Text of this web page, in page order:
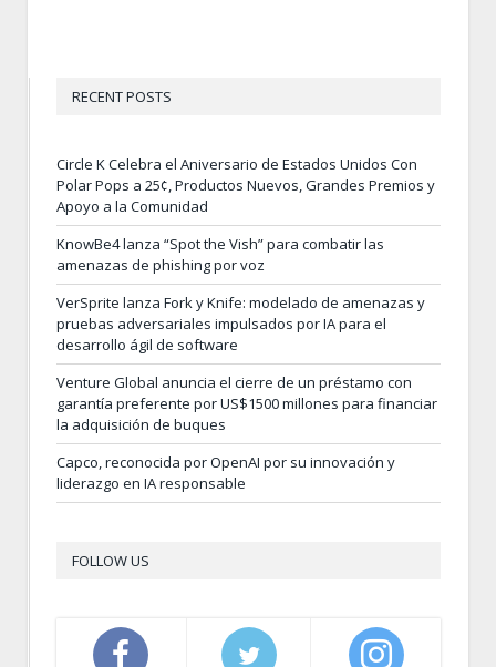
RECENT POSTS
Circle K Celebra el Aniversario de Estados Unidos Con
Polar Pops a 25¢, Productos Nuevos, Grandes Premios y
Apoyo a la Comunidad
KnowBe4 lanza “Spot the Vish” para combatir las
amenazas de phishing por voz
VerSprite lanza Fork y Knife: modelado de amenazas y
pruebas adversariales impulsados por IA para el
desarrollo ágil de software
Venture Global anuncia el cierre de un préstamo con
garantía preferente por US$1500 millones para financiar
la adquisición de buques
Capco, reconocida por OpenAI por su innovación y
liderazgo en IA responsable
FOLLOW US